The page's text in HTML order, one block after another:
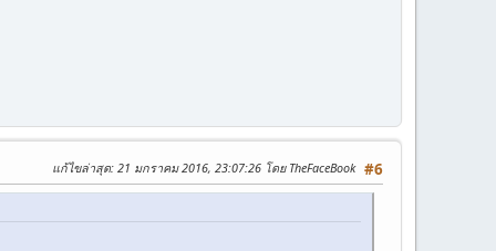
#6
แก้ไขล่าสุด: 21 มกราคม 2016, 23:07:26 โดย TheFaceBook